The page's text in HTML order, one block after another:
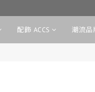
配飾 ACCS 潮流品